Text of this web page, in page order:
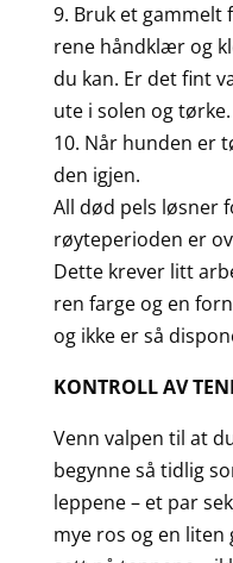
9. Bruk et gammelt
rene håndklær og
du kan. Er det fint
ute i solen og tørke.
10. Når hunden er
den igjen.
All død pels løsner
røyteperioden er
Dette krever litt
ren farge og en
og ikke er så
KONTROLL AV
Venn valpen til at
begynne så tidlig
leppene – et par
mye ros og en